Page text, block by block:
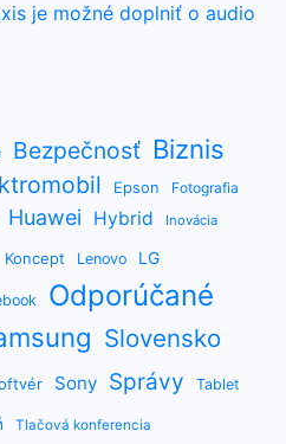
je možné doplniť o audio
Bezpečnosť Biznis
Epson
Fotografia
Huawei Hybrid Inovácia
Koncept Lenovo LG
Odporúčané
Slovensko
Sony Správy Tablet
Tlačová konferencia